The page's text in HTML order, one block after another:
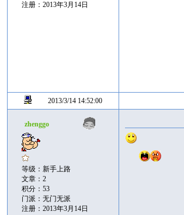
注册：2013年3月14日
2013/3/14 14:52:00
zhenggo
等级：新手上路
文章：2
积分：53
门派：无门无派
注册：2013年3月14日